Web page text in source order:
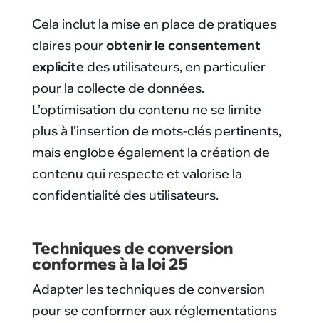
Cela inclut la mise en place de pratiques
claires pourobtenir le consentement
explicitedes utilisateurs, en particulier
pour la collecte de données.
L’optimisation du contenu ne se limite
plus à l’insertion de mots-clés pertinents,
mais englobe également la création de
contenu qui respecte et valorise la
confidentialité des utilisateurs.
Techniques de conversion
conformes à la loi 25
Adapter les techniques de conversion
pour se conformer aux réglementations